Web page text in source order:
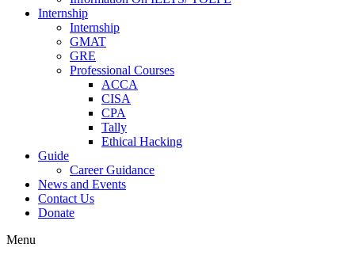
Internship
Internship
GMAT
GRE
Professional Courses
ACCA
CISA
CPA
Tally
Ethical Hacking
Guide
Career Guidance
News and Events
Contact Us
Donate
Menu